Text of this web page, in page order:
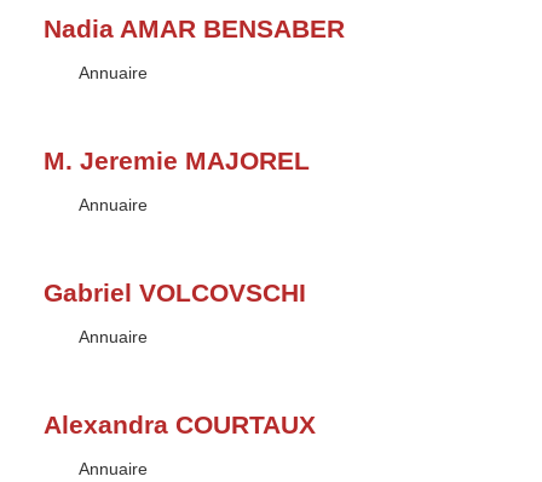
Nadia AMAR BENSABER
Type :
Annuaire
M. Jeremie MAJOREL
Type :
Annuaire
Gabriel VOLCOVSCHI
Type :
Annuaire
Alexandra COURTAUX
Type :
Annuaire